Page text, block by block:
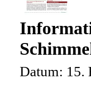
Datum: 15.